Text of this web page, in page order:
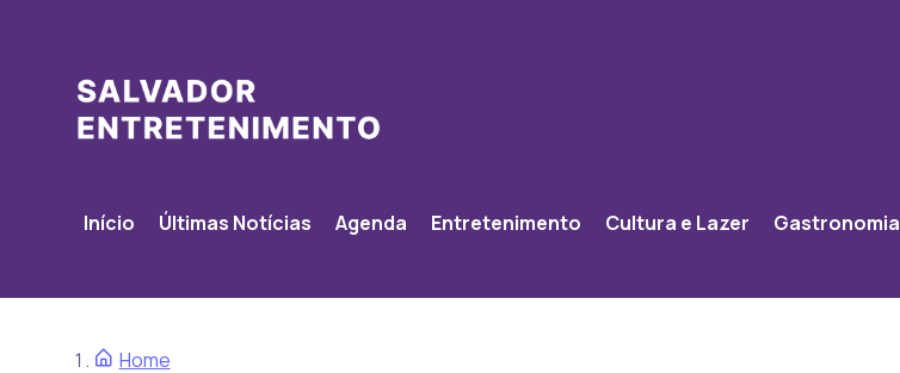
Início Últimas Notícias Agenda Entretenimento Cultura e Lazer Gastronomia
Home